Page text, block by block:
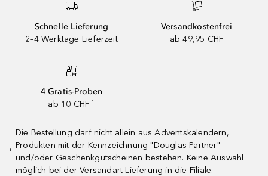
Schnelle Lieferung
2–4 Werktage Lieferzeit
Versandkostenfrei
ab 49,95 CHF
4 Gratis-Proben
ab 10 CHF ¹
¹
Die Bestellung darf nicht allein aus Adventskalendern,
Produkten mit der Kennzeichnung "Douglas Partner"
und/oder Geschenkgutscheinen bestehen. Keine Auswahl
möglich bei der Versandart Lieferung in die Filiale.